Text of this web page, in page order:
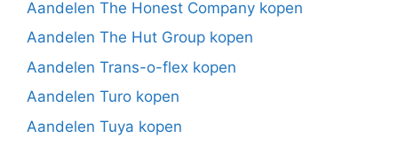
Aandelen The Honest Company kopen
Aandelen The Hut Group kopen
Aandelen Trans-o-flex kopen
Aandelen Turo kopen
Aandelen Tuya kopen